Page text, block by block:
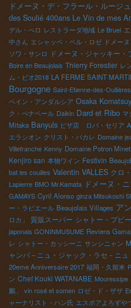
ドメーヌ・デ・フラール・ルージュ
des Soulié 400ans Le Vin de mes
デル・ぺロ レストラーダ地域 Le Bruel
中さん エシャッペ・ベル・ロゼ ドメー
ソワ・サンロ
ドメーヌ・ジャッキー・
Boire en Beaujolais Thierry Forestier レ
ム・ビオ2018 LA FERME SAINT
Bourgogne Saint-Etienne-des-Oullières
ペイン・アンダルシア Osaka
ク・ぺナベール Daikin Dard et Ribo マ
Mitaka Banyuls ピザ店 ロバ・セリア
エラシオン クリスト・パカレ Domaine
Villefranche Kenny Domaine Potron Minet
Kenjiro san 本物ワイン Festivin
bat les couilles Valentin VALLES クロ
Lapierre BMO Mr.Kamata ドメーヌ・
GAMAYS Cyril Alonso ginza Mitsukoshi
ー・ラピエール Beaujolais Villages ア
ロカ」
質販スーパー シャトー・プピ
japonais GONINMUSUME Reviens
レ シャトー・カッシーニ サンシニャン
ャンパ－ニュ・ジャック・ラセ－ニュ
20eme Anniversaire 2017 福岡・久留米
ン Chef Kouki WATANABE Mouressipe
鵬」
vin rosé et somen ロゼ・ド・ザザ
ャーナリスト・ハン氏 エスポアよろずや